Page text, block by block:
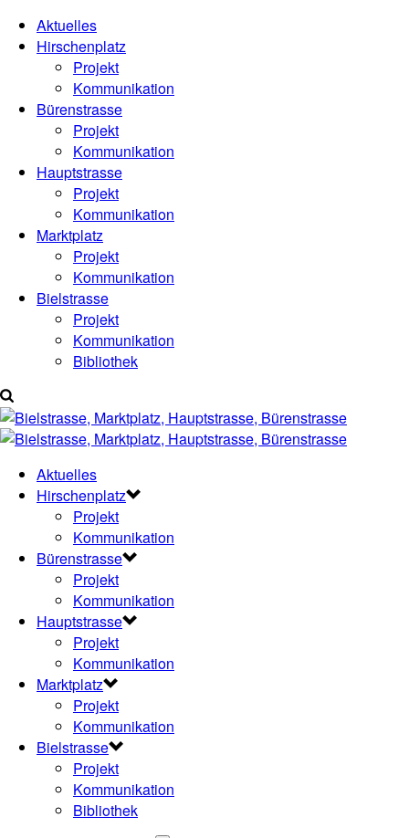
Aktuelles
Hirschenplatz
Projekt
Kommunikation
Bürenstrasse
Projekt
Kommunikation
Hauptstrasse
Projekt
Kommunikation
Marktplatz
Projekt
Kommunikation
Bielstrasse
Projekt
Kommunikation
Bibliothek
Aktuelles
Hirschenplatz
Projekt
Kommunikation
Bürenstrasse
Projekt
Kommunikation
Hauptstrasse
Projekt
Kommunikation
Marktplatz
Projekt
Kommunikation
Bielstrasse
Projekt
Kommunikation
Bibliothek